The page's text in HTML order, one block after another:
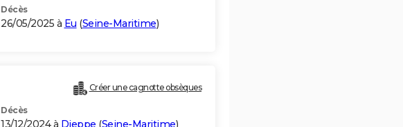
Décès
26/05/2025 à Eu (Seine-Maritime)
Créer une cagnotte obsèques
Décès
13/12/2024 à Dieppe (Seine-Maritime)